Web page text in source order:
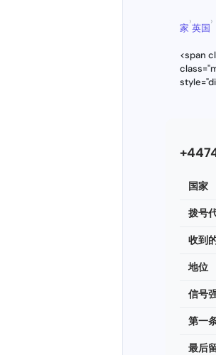
家
›
英国
›
<span
国家
拨号
收到
地位
信号
第一
最后